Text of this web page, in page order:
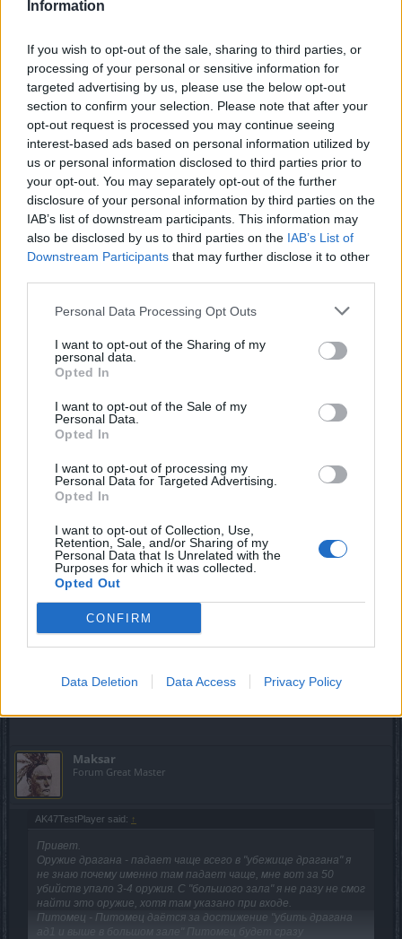
Information
If you wish to opt-out of the sale, sharing to third parties, or
processing of your personal or sensitive information for
targeted advertising by us, please use the below opt-out
section to confirm your selection. Please note that after your
opt-out request is processed you may continue seeing
interest-based ads based on personal information utilized by
us or personal information disclosed to third parties prior to
your opt-out. You may separately opt-out of the further
disclosure of your personal information by third parties on the
IAB’s list of downstream participants. This information may
also be disclosed by us to third parties on the IAB’s List of
Downstream Participants that may further disclose it to other
Personal Data Processing Opt Outs
I want to opt-out of the Sharing of my
personal data.
Opted In
I want to opt-out of the Sale of my
Personal Data.
Opted In
I want to opt-out of processing my
Personal Data for Targeted Advertising.
Opted In
I want to opt-out of Collection, Use,
Retention, Sale, and/or Sharing of my
Personal Data that Is Unrelated with the
Purposes for which it was collected.
Opted Out
CONFIRM
Data Deletion Data Access Privacy Policy
#179отредактировать.
И лишится ещё и здесь права общаться...
AK47TestPlayer
"Не надо тут писать мат, а то пояснять скоро будет
нечего."
Mar 9, 2020
AK47TestPlayer
заходе. И к Чёрным Рыцарям только на 4-й сложности допуск.
Оружие драгана - падает чаще всего в "убежище
драгана" я не знаю почему именно там падает чаще,
мне вот за 50 убийств упало 3-4 оружия. С "большого
зала" я не разу не смог найти это оружие, хотя там
указано при входе.
Питомец - Питомец даётся за достижение "убить
сразу фиолетового ранга.
Обычный питомец падает, пролистайте на 9 страницу
этого обсуждения, и увидите скрин.
На счет "паука" и "оружия" я передам разработчикам.
Maksar
Forum Great Master
AK47TestPlayer said: ↑
Привет.
Оружие драгана - падает чаще всего в "убежище драгана" я
не знаю почему именно там падает чаще, мне вот за 50
убийств упало 3-4 оружия. С "большого зала" я не разу не смог
найти это оружие, хотя там указано при входе.
Питомец - Питомец даётся за достижение "убить драгана
ад1 и выше в большом зале" Питомец будет сразу